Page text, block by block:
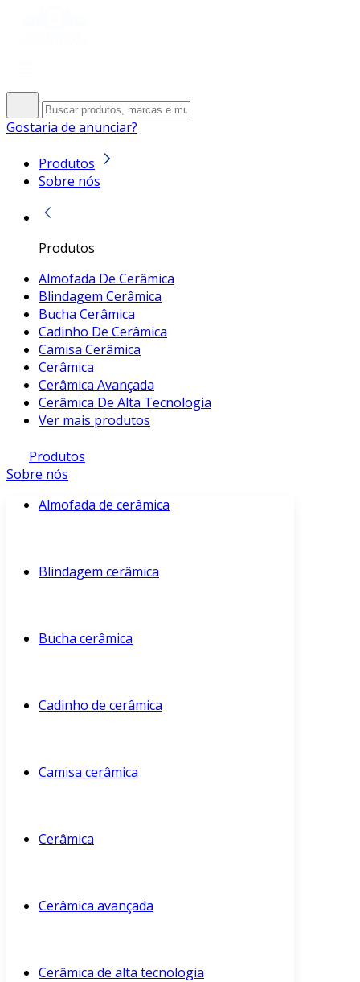
Gostaria de anunciar?
Produtos
Sobre nós
Produtos
Almofada De Cerâmica
Blindagem Cerâmica
Bucha Cerâmica
Cadinho De Cerâmica
Camisa Cerâmica
Cerâmica
Cerâmica Avançada
Cerâmica De Alta Tecnologia
Ver mais produtos
Produtos
Sobre nós
Almofada de cerâmica
Blindagem cerâmica
Bucha cerâmica
Cadinho de cerâmica
Camisa cerâmica
Cerâmica
Cerâmica avançada
Cerâmica de alta tecnologia